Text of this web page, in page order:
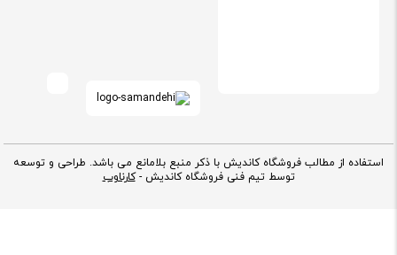
استفاده از مطالب فروشگاه کاندیش با ذکر منبع بلامانع می باشد. طراحی و توسعه
توسط تیم فنی فروشگاه کاندیش -کارناوب